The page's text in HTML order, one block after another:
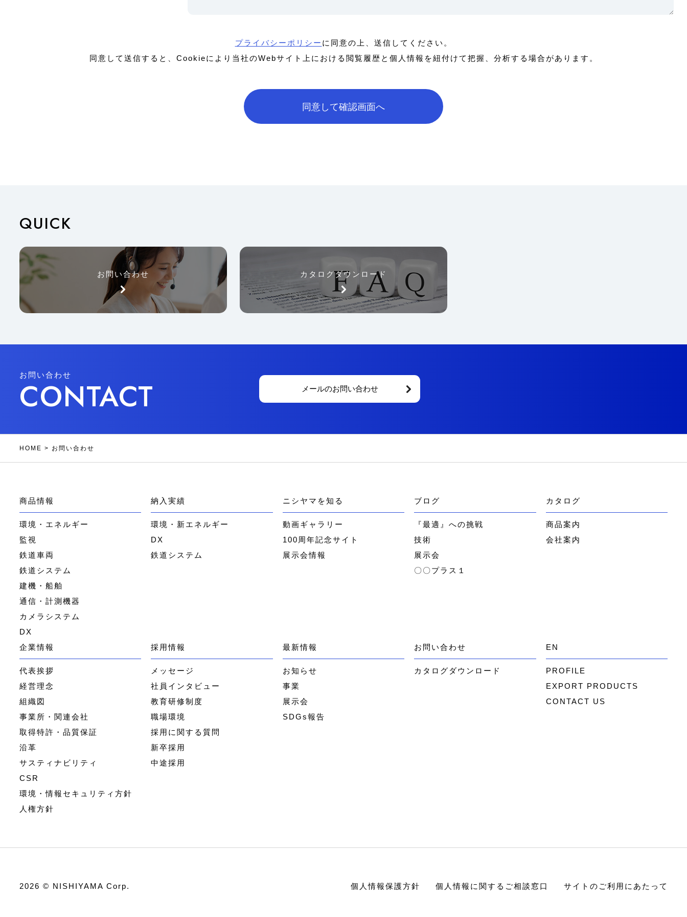
プライバシーポリシー に同意の上、送信してください。
同意して送信すると、Cookieにより当社のWebサイト上における閲覧履歴と個人情報を紐付けて把握、分析する場合があります。
QUICK
お問い合わせ カタログダウンロード
お問い合わせ
CONTACT メールのお問い合わせ
HOME > お問い合わせ
商品情報
環境・エネルギー
監視
鉄道車両
鉄道システム
建機・船舶
通信・計測機器
カメラシステム
DX
納入実績
環境・新エネルギー
DX
鉄道システム
ニシヤマを知る
動画ギャラリー
100周年記念サイト
展示会情報
ブログ
『最適』への挑戦
技術
展示会
〇〇プラス１
カタログ
商品案内
会社案内
企業情報
代表挨拶
経営理念
組織図
事業所・関連会社
取得特許・品質保証
沿革
サスティナビリティ
CSR
環境・情報セキュリティ方針
人権方針
採用情報
メッセージ
社員インタビュー
教育研修制度
職場環境
採用に関する質問
新卒採用
中途採用
最新情報
お知らせ
事業
展示会
SDGs報告
お問い合わせ
カタログダウンロード
EN
PROFILE
EXPORT PRODUCTS
CONTACT US
個人情報保護方針 個人情報に関するご相談窓口 サイトのご利用にあたって
2026 © NISHIYAMA Corp.